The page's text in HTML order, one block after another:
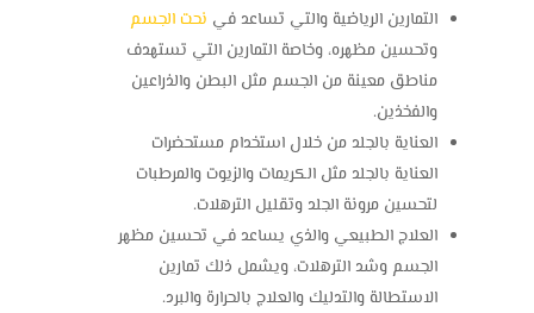
التمارين الرياضية والتي تساعد في نحت الجسم
وتحسين مظهره، وخاصة التمارين التي تستهدف
مناطق معينة من الجسم مثل البطن والذراعين
والفخذين.
العناية بالجلد من خلال استخدام مستحضرات
العناية بالجلد مثل الكريمات والزيوت والمرطبات
لتحسين مرونة الجلد وتقليل الترهلات.
العلاج الطبيعي والذي يساعد في تحسين مظهر
الجسم وشد الترهلات، ويشمل ذلك تمارين
الاستطالة والتدليك والعلاج بالحرارة والبرد.